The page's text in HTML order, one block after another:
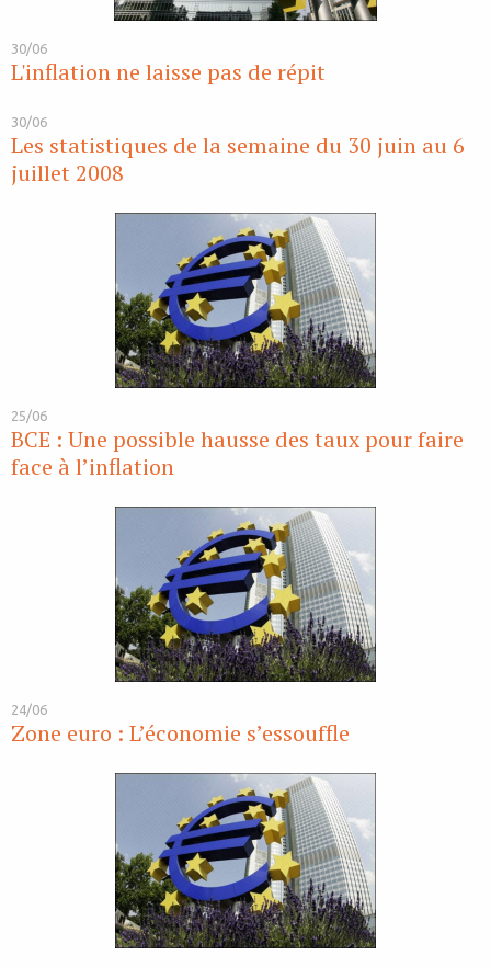
30/06
L'inflation ne laisse pas de répit
30/06
Les statistiques de la semaine du 30 juin au 6
juillet 2008
25/06
BCE : Une possible hausse des taux pour faire
face à l’inflation
24/06
Zone euro : L’économie s’essouffle